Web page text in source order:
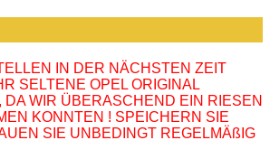
IN DER NÄCHSTEN ZEIT
SELTENE OPEL ORIGINAL
DA WIR ÜBERASCHEND EIN RIESEN
KONNTEN ! SPEICHERN SIE
SIE UNBEDINGT REGELMÄßIG